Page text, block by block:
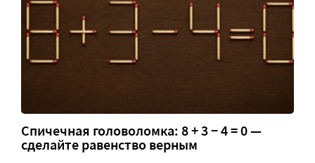
Спичечная головоломка: 8 + 3 − 4 = 0 —
сделайте равенство верным